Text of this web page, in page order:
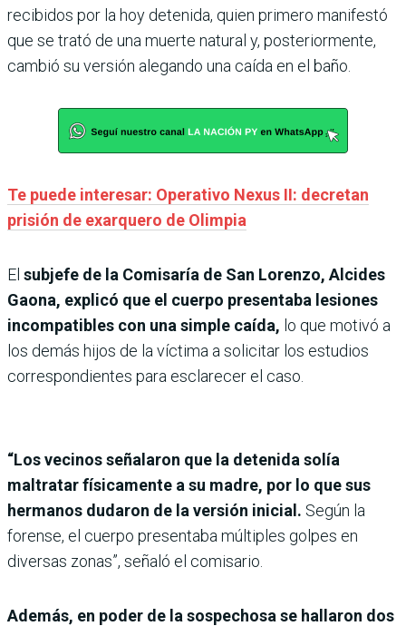
recibidos por la hoy detenida, quien primero manifestó
que se trató de una muerte natural y, posteriormente,
cambió su versión alegando una caída en el baño.
Te puede interesar: Operativo Nexus II: decretan
prisión de exarquero de Olimpia
El subjefe de la Comisaría de San Lorenzo, Alcides
Gaona, explicó que el cuerpo presentaba lesiones
incompatibles con una simple caída, lo que motivó a
los demás hijos de la víctima a solicitar los estudios
correspondientes para esclarecer el caso.
“Los vecinos señalaron que la detenida solía
maltratar físicamente a su madre, por lo que sus
hermanos dudaron de la versión inicial. Según la
forense, el cuerpo presentaba múltiples golpes en
diversas zonas”, señaló el comisario.
Además, en poder de la sospechosa se hallaron dos